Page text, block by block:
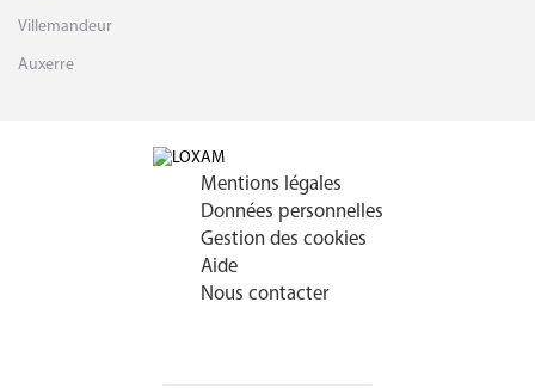
Villemandeur
Auxerre
Mentions légales
Données personnelles
Gestion des cookies
Aide
Nous contacter